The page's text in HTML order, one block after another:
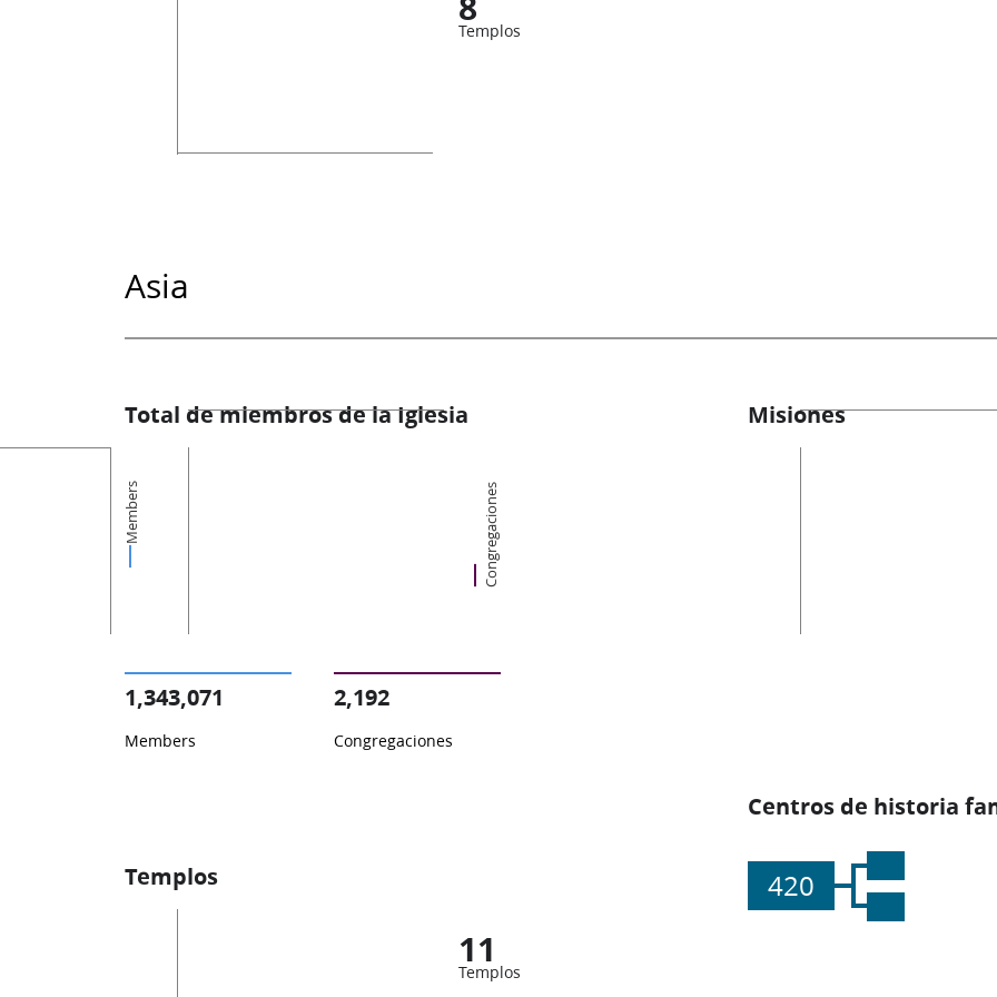
Templos
Asia
Total de miembros de la Iglesia
Members Congregaciones
1,343,071
Members
2,192
Congregaciones
Misiones
Centros de historia
420
Templos
11
Templos